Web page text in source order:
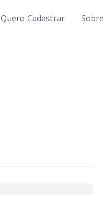
Quero Cadastrar Sobre